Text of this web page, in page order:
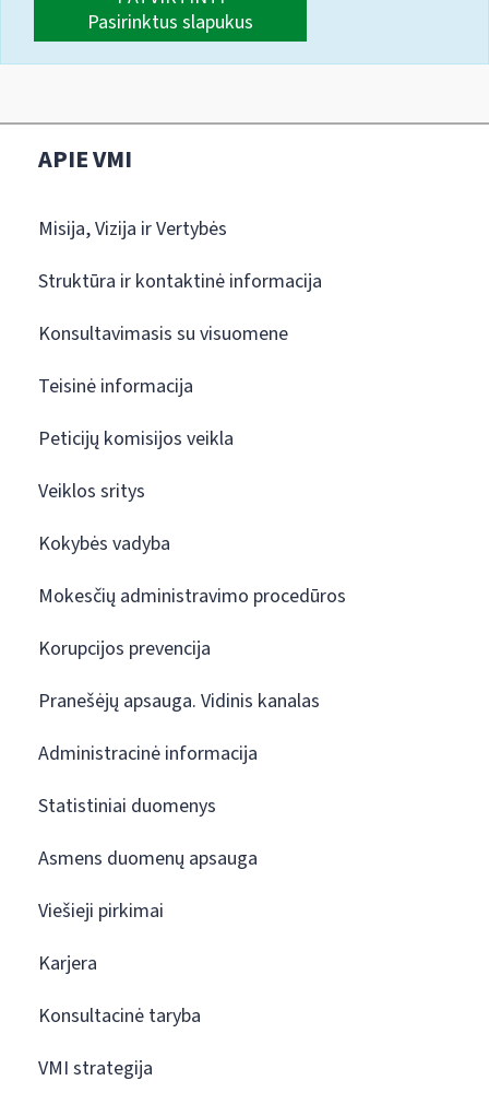
Pasirinktus slapukus
APIE VMI
Misija, Vizija ir Vertybės
Struktūra ir kontaktinė informacija
Konsultavimasis su visuomene
Teisinė informacija
Peticijų komisijos veikla
Veiklos sritys
Kokybės vadyba
Mokesčių administravimo procedūros
Korupcijos prevencija
Pranešėjų apsauga. Vidinis kanalas
Administracinė informacija
Statistiniai duomenys
Asmens duomenų apsauga
Viešieji pirkimai
Karjera
Konsultacinė taryba
VMI strategija